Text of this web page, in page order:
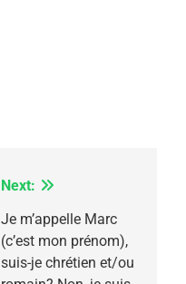
Next:
Je m’appelle Marc
(c’est mon prénom),
suis-je chrétien et/ou